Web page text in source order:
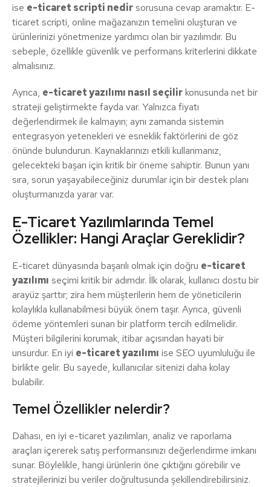
ise e-ticaret scripti nedir sorusuna cevap aramaktır. E-
ticaret scripti, online mağazanızın temelini oluşturan ve
ürünlerinizi yönetmenize yardımcı olan bir yazılımdır. Bu
sebeple, özellikle güvenlik ve performans kriterlerini dikkate
almalısınız.
Ayrıca, e-ticaret yazılımı nasıl seçilirkonusunda net bir
strateji geliştirmekte fayda var. Yalnızca fiyatı
değerlendirmek ile kalmayın; aynı zamanda sistemin
entegrasyon yetenekleri ve esneklik faktörlerini de göz
önünde bulundurun. Kaynaklarınızı etkili kullanmanız,
gelecekteki başarı için kritik bir öneme sahiptir. Bunun yanı
sıra, sorun yaşayabileceğiniz durumlar için bir destek planı
oluşturmanızda yarar var.
E-Ticaret Yazılımlarında Temel
Özellikler: Hangi Araçlar Gereklidir?
E-ticaret dünyasında başarılı olmak için doğru e-ticaret
yazılımı seçimi kritik bir adımdır. İlk olarak, kullanıcı dostu bir
arayüz şarttır; zira hem müşterilerin hem de yöneticilerin
kolaylıkla kullanabilmesi büyük önem taşır. Ayrıca, güvenli
ödeme yöntemleri sunan bir platform tercih edilmelidir.
Müşteri bilgilerini korumak, itibar açısından hayati bir
unsurdur. En iyi e-ticaret yazılımı ise SEO uyumluluğu ile
birlikte gelir. Bu sayede, kullanıcılar sitenizi daha kolay
bulabilir.
Temel Özellikler nelerdir?
Dahası, en iyi e-ticaret yazılımları, analiz ve raporlama
araçları içererek satış performansınızı değerlendirme imkanı
sunar. Böylelikle, hangi ürünlerin öne çıktığını görebilir ve
stratejilerinizi bu veriler doğrultusunda şekillendirebilirsiniz.